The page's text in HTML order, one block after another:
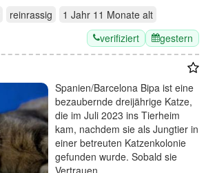
reinrassig 1 Jahr 11 Monate alt
verifiziert gestern
Spanien/Barcelona Bipa ist eine
bezaubernde dreijährige Katze,
die im Juli 2023 ins Tierheim
kam, nachdem sie als Jungtier in
einer betreuten Katzenkolonie
gefunden wurde. Sobald sie
Vertrauen…